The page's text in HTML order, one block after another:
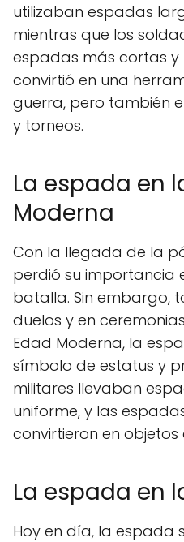
utilizaban espadas
mientras que los
espadas más cortas y
convirtió en una
guerra, pero también
y torneos.
La espada en
Moderna
Con la llegada de la
perdió su importancia
batalla. Sin embargo,
duelos y en
Edad Moderna, la
símbolo de estatus y
militares llevaban
uniforme, y las
convirtieron en objetos
La espada en
Hoy en día, la espada